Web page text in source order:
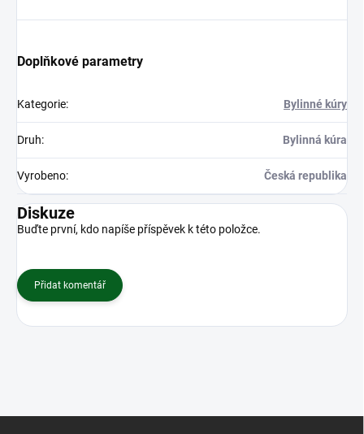
Doplňkové parametry
Kategorie: Bylinné kúry
Druh: Bylinná kúra
Vyrobeno: Česká republika
Diskuze
Buďte první, kdo napíše příspěvek k této položce.
Přidat komentář